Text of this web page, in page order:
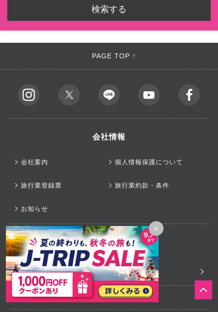
×
PAGE TOP ↑
会社情報
会社案内 個人情報保護について
旅行業登録票 旅行業約款・条件
お知らせ
国内旅行予約サイト
格安国内旅行
沖縄旅行